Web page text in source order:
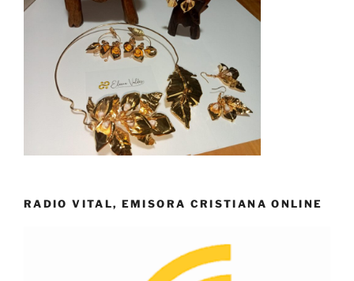
RADIO VITAL, EMISORA CRISTIANA ONLINE